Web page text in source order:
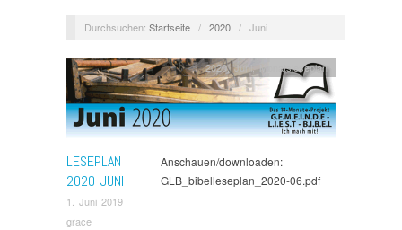
Durchsuchen: Startseite / 2020 / Juni
LESEPLAN
2020 JUNI
1. Juni 2019
grace
2020,Juni , Monatsleseplan
Anschauen/downloaden:
GLB_bibelleseplan_2020-06.pdf